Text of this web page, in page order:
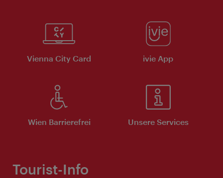
Vienna City Card ivie App
Wien Barrierefrei Unsere Services
Tourist-Info